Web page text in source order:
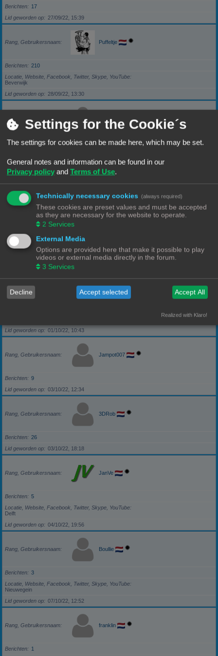
Berichten
17
Lid geworden op
27/09/22, 15:39
Rang, Gebruikersnaam Puffeltje
Berichten
210
Locatie, Website, Facebook, Twitter, Skype, YouTube
Beverwijk
Lid geworden op
28/09/22, 13:30
Rang, Gebruikersnaam darkzero
Berichten
5
Rang, Gebruikersnaam
Berichten
29/09/22, 17:18
Rang, Gebruikersnaam
Lid geworden op
30/09/22, 13:40
Rang, Gebruikersnaam Robbel2005
Lid geworden op
01/10/22, 10:43
Rang, Gebruikersnaam Jampot007
Berichten
9
Lid geworden op
03/10/22, 12:34
Rang, Gebruikersnaam 3DRob
Berichten
26
Lid geworden op
03/10/22, 18:18
Rang, Gebruikersnaam JanVe
Berichten
5
Locatie, Website, Facebook, Twitter, Skype, YouTube
Delft
Lid geworden op
04/10/22, 19:56
Rang, Gebruikersnaam Boullie
Berichten
3
Locatie, Website, Facebook, Twitter, Skype, YouTube
Nieuwegein
Lid geworden op
07/10/22, 12:52
Rang, Gebruikersnaam franklin
Berichten
1
Settings for the Cookie´s
The settings for cookies can be made here, which may be set.
General notes and information can be found in our
Privacy policy and Terms of Use.
Technically necessary cookies (always required)
These cookies are preset values and must be accepted
as they are necessary for the website to operate.
2 Services
External Media
Options are provided here that make it possible to play
videos or external media directly in the forum.
3 Services
Decline Accept selected Accept All
Realized with Klaro!